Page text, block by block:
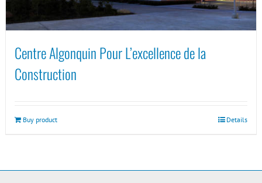
Centre Algonquin Pour L’excellence de la
Construction
Buy product Details